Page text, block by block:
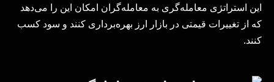
این استراتژی معامله‌گری به معامله‌گران امکان این را می‌دهد
که از تغییرات قیمتی در بازار ارز بهره‌برداری کنند و سود کسب
کنند.